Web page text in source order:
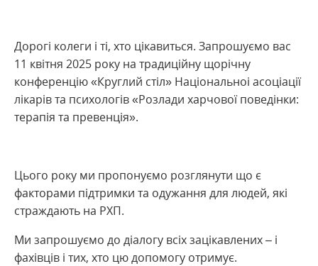
Дорогі колеги і ті, хто цікавиться. Запрошуємо вас
11 квітня 2025 року на традиційну щорічну
конференцію «Круглий стіл» Національноі асоціації
лікарів та психологів «Розлади харчової поведінки:
терапія та превенція».
Цього року ми пропонуємо розглянути що є
факторами підтримки та одужання для людей, які
страждають на РХП.
Ми запрошуємо до діалогу всіх зацікавлених – і
фахівців і тих, хто цю допомогу отримує.